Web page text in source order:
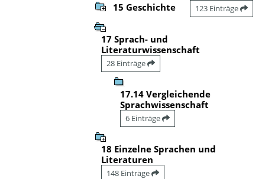
15 Geschichte 123 Einträge
17 Sprach- und
Literaturwissenschaft
28 Einträge
17.14 Vergleichende
Sprachwissenschaft
6 Einträge
18 Einzelne Sprachen und
Literaturen
148 Einträge